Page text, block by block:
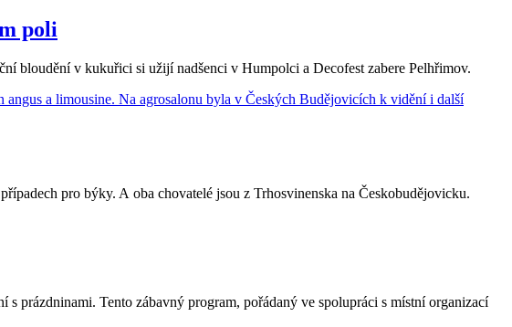
poli
bloudění v kukuřici si užijí nadšenci v Humpolci a Decofest zabere Pelhřimov.
pro býky. A oba chovatelé jsou z Trhosvinenska na Českobudějovicku.
prázdninami. Tento zábavný program, pořádaný ve spolupráci s místní organizací